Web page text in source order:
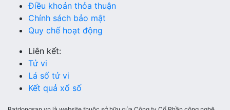
Điều khoản thỏa thuận
Chính sách bảo mật
Quy chế hoạt động
Liên kết:
Tử vi
Lá số tử vi
Kết quả xổ số